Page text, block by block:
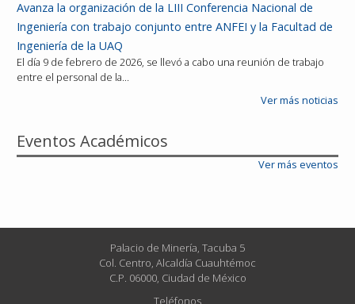
Avanza la organización de la LIII Conferencia Nacional de
Ingeniería con trabajo conjunto entre ANFEI y la Facultad de
Ingeniería de la UAQ
El día 9 de febrero de 2026, se llevó a cabo una reunión de trabajo
entre el personal de la…
Ver más noticias
Eventos Académicos
Ver más eventos
Palacio de Minería, Tacuba 5
Col. Centro, Alcaldía Cuauhtémoc
C.P. 06000, Ciudad de México
Teléfonos